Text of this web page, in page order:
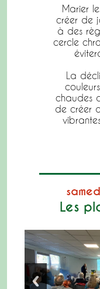
Marier
créer de
à des
cercle
La
chaudes
de créer
Les